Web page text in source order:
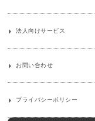
法人向けサービス
お問い合わせ
プライバシーポリシー